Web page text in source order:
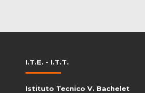
I.T.E. - I.T.T.
Istituto Tecnico V. Bachelet